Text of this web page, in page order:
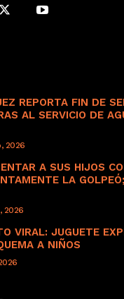
REPORTA FIN DE
AL SERVICIO DE
2026
A SUS HIJOS
LA
2026
VIRAL: JUGUETE
A NIÑOS